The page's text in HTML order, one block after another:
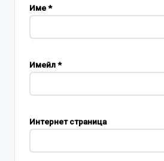
Име*
Имейл*
Интернет страница